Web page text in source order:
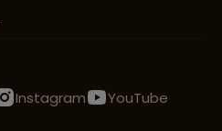
Instagram
YouTube